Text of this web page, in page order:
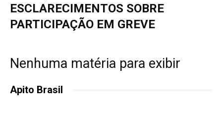
ESCLARECIMENTOS SOBRE
PARTICIPAÇÃO EM GREVE
Nenhuma matéria para exibir
Apito Brasil